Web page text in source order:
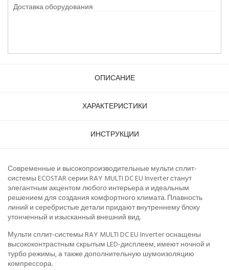
Доставка оборудования
ОПИСАНИЕ
ХАРАКТЕРИСТИКИ
ИНСТРУКЦИИ
Современные и высокопроизводительные мульти сплит-
системы ECOSTAR серии RAY MULTI DC EU Inverter станут
элегантным акцентом любого интерьера и идеальным
решением для создания комфортного климата. Плавность
линий и серебристые детали придают внутреннему блоку
утонченный и изысканный внешний вид.
Мульти сплит-системы RAY MULTI DC EU Inverter оснащены
высококонтрастным скрытым LED-дисплеем, имеют ночной и
турбо режимы, а также дополнительную шумоизоляцию
компрессора.